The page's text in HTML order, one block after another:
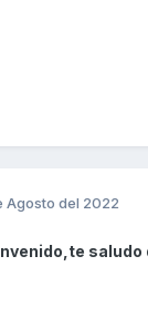
Agosto del 2022
saludo